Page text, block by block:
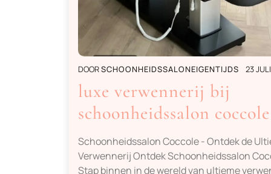
DOORSCHOONHEIDSSALONEIGENTIJDS 23
luxe verwennerij bij
schoonheidssalon coccole
Schoonheidssalon Coccole - Ontdek de
Verwennerij Ontdek Schoonheidssalon
Stap binnen in de wereld van ultieme